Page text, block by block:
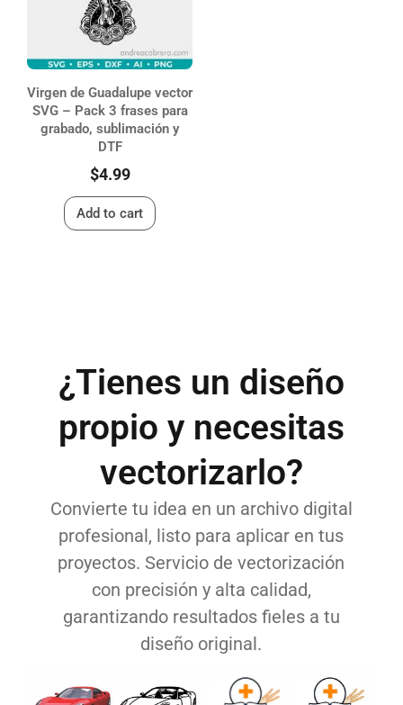
Virgen de Guadalupe vector
SVG – Pack 3 frases para
grabado, sublimación y
DTF
$4.99
Add to cart
¿Tienes un diseño
propio y necesitas
vectorizarlo?
Convierte tu idea en un archivo digital
profesional, listo para aplicar en tus
proyectos. Servicio de vectorización
con precisión y alta calidad,
garantizando resultados fieles a tu
diseño original.